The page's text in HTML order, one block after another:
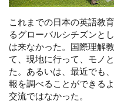
これまでの日本の英語教
るグローバルシチズンと
は来なかった。国際理解
て、現地に行って、モノ
た。あるいは、最近でも
報を調べることができる
交流ではなかった。